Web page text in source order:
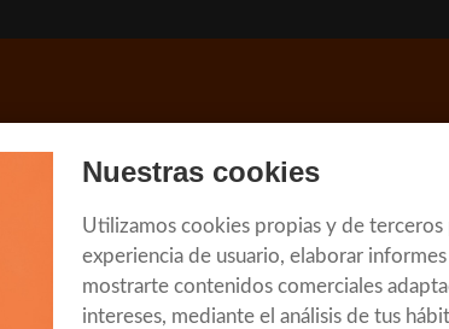
Nuestras cookies
Utilizamos cookies propias y de terceros
experiencia de usuario, elaborar
mostrarte contenidos comerciales
intereses, mediante el análisis de tus